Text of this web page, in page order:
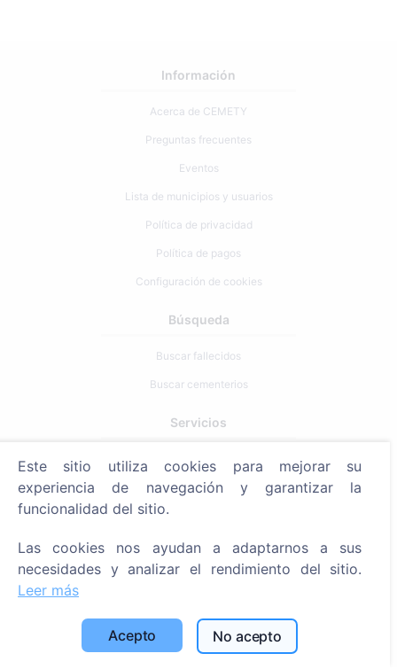
Información
Acerca de CEMETY
Preguntas frecuentes
Eventos
Lista de municipios y usuarios
Política de privacidad
Política de pagos
Configuración de cookies
Búsqueda
Buscar fallecidos
Buscar cementerios
Servicios
Contactos
SIA "CEMETY", LV40103618951
info@cemety.lv
Este sitio utiliza cookies para mejorar su
experiencia de navegación y garantizar la
funcionalidad del sitio.
Las cookies nos ayudan a adaptarnos a sus
necesidades y analizar el rendimiento del sitio.
Leer más
Acepto No acepto